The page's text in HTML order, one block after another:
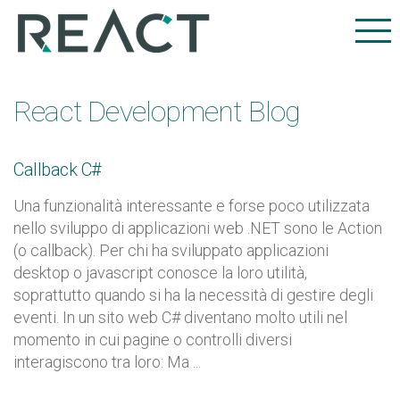
React Development Blog
Callback C#
Una funzionalità interessante e forse poco utilizzata
nello sviluppo di applicazioni web .NET sono le Action
(o callback). Per chi ha sviluppato applicazioni
desktop o javascript conosce la loro utilità,
soprattutto quando si ha la necessità di gestire degli
eventi. In un sito web C# diventano molto utili nel
momento in cui pagine o controlli diversi
interagiscono tra loro: Ma ...